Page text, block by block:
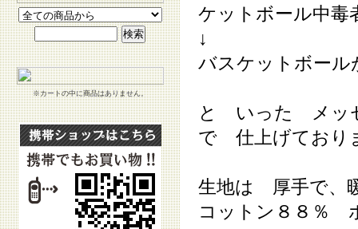
※カートの中に商品はありません。
ケットボール中
↓
バスケットボー
と いった メッ
で 仕上げており
生地は 厚手で、
コットン８８％